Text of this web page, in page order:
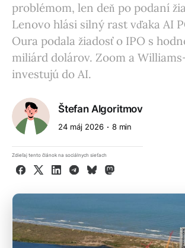
problémom, len deň po podaní
Lenovo hlási silný rast vďaka AI
Oura podala žiadosť o IPO s
miliárd dolárov. Zoom a
investujú do AI.
Štefan Algoritmov
24 máj 2026 8 min
Zdieľaj tento článok na sociálnych sieťach
Facebook
X LinkedInTelegram
BlueskyMastodon